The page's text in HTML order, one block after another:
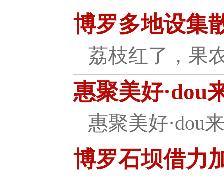
博罗多地设集
荔枝红了，果
惠聚美好·dou
惠聚美好·dou
博罗石坝借力